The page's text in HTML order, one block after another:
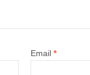
Email *